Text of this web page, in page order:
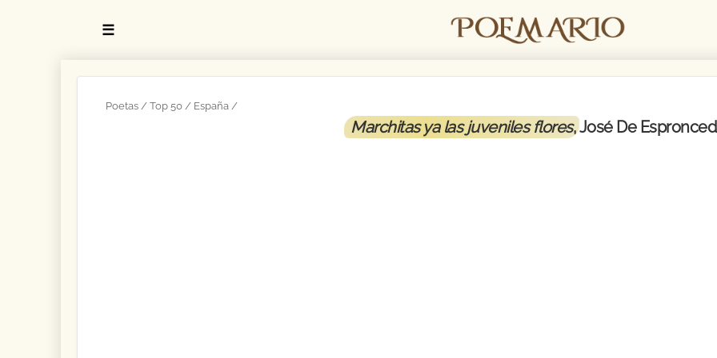
☰
Poetas Top 50 España
Marchitas ya las juveniles flores, José De